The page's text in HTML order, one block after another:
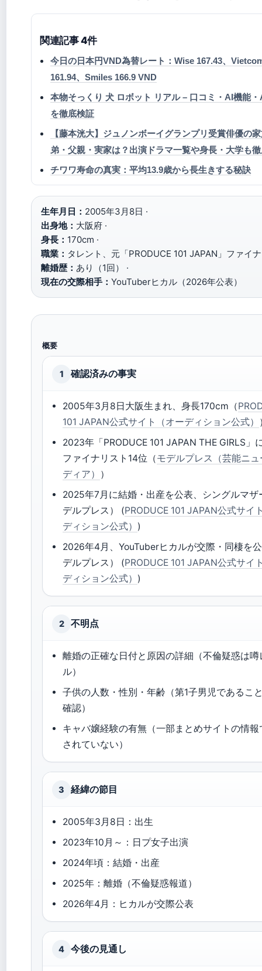
関連記事 4件
今日の日本円VND為替レート：Wise 167.43、
161.94、Smiles 166.9 VND
本物そっくり 犬 ロボット リアル – 口コミ・AI機能
を徹底検証
【藤本洸大】ジュノンボーイグランプリ受賞俳優の
弟・父親・実家は？出演ドラマ一覧や身長・大学も
チワワ寿命の真実：平均13.9歳から長生きする秘訣
生年月日： 2005年3月8日 ·
出身地： 大阪府 ·
身長： 170cm ·
職業： タレント、元「PRODUCE 101 JAPAN」ファイ
離婚歴： あり（1回） ·
現在の交際相手： YouTuberヒカル（2026年公表）
概要
1 確認済みの事実
2005年3月8日大阪生まれ、身長170cm（
101 JAPAN公式サイト（オーディション公式）
2023年「PRODUCE 101 JAPAN THE GIRLS」
ファイナリスト14位（モデルプレス（芸能ニ
ディア） ）
2025年7月に結婚・出産を公表、シングルマザ
デルプレス） (PRODUCE 101 JAPAN公式サイ
ディション公式） )
2026年4月、YouTuberヒカルが交際・同棲を
デルプレス） (PRODUCE 101 JAPAN公式サイ
ディション公式） )
2 不明点
離婚の正確な日付と原因の詳細（不倫疑惑は噂
ル）
子供の人数・性別・年齢（第1子男児であるこ
確認）
キャバ嬢経験の有無（一部まとめサイトの情報
されていない）
3 経緯の節目
2005年3月8日：出生
2023年10月～：日プ女子出演
2024年頃：結婚・出産
2025年：離婚（不倫疑惑報道）
2026年4月：ヒカルが交際公表
4 今後の見通し